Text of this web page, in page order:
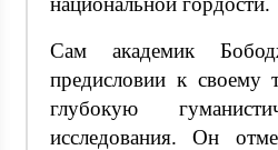
Сам академик
предисловии к своему
глубокую
исследования. Он